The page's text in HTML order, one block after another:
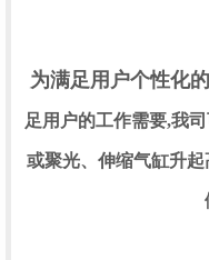
为满足用户个性化
足用户的工作需要,我
或聚光、伸缩气缸升